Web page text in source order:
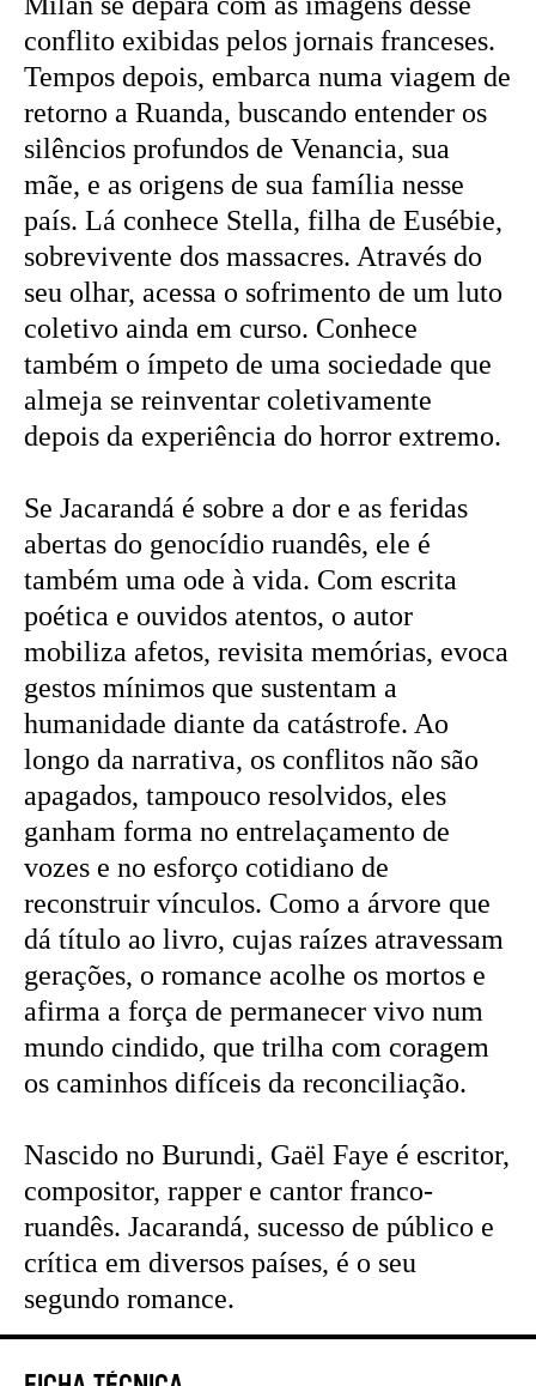
conflito exibidas pelos jornais franceses.
Tempos depois, embarca numa viagem de
retorno a Ruanda, buscando entender os
silêncios profundos de Venancia, sua
mãe, e as origens de sua família nesse
país. Lá conhece Stella, filha de Eusébie,
sobrevivente dos massacres. Através do
seu olhar, acessa o sofrimento de um luto
coletivo ainda em curso. Conhece
também o ímpeto de uma sociedade que
almeja se reinventar coletivamente
depois da experiência do horror extremo.
Se Jacarandá é sobre a dor e as feridas
abertas do genocídio ruandês, ele é
também uma ode à vida. Com escrita
poética e ouvidos atentos, o autor
mobiliza afetos, revisita memórias, evoca
gestos mínimos que sustentam a
humanidade diante da catástrofe. Ao
longo da narrativa, os conflitos não são
apagados, tampouco resolvidos, eles
ganham forma no entrelaçamento de
vozes e no esforço cotidiano de
reconstruir vínculos. Como a árvore que
dá título ao livro, cujas raízes atravessam
gerações, o romance acolhe os mortos e
afirma a força de permanecer vivo num
mundo cindido, que trilha com coragem
os caminhos difíceis da reconciliação.
Nascido no Burundi, Gaël Faye é escritor,
compositor, rapper e cantor franco-
ruandês. Jacarandá, sucesso de público e
crítica em diversos países, é o seu
segundo romance.